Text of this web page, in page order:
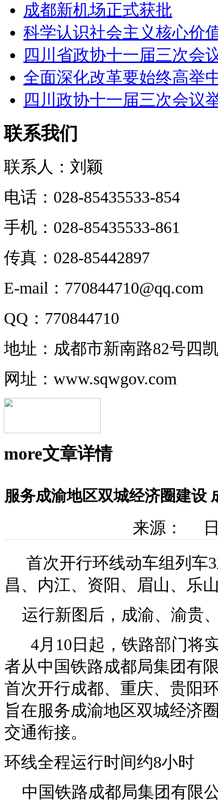
成都新机场正式获批
科学认识社会主义核心价
四川省政协十一届三次会
全面深化改革要始终高举
四川政协十一届三次会议
联系我们
联系人：刘颖
电话：028-85435533-854
手机：028-85435533-861
传真：028-85442897
E-mail：770844710@qq.com
QQ：770844710
地址：成都市新南路82号四
网址：www.sqwgov.com
more文章详情
服务成渝地区双城经济圈建设
来源： 日
首次开行环线动车组列车
昌、内江、资阳、眉山、乐
运行新图后，成渝、渝贵
4月10日起，铁路部门将
者从中国铁路成都局集团有
首次开行成都、重庆、贵阳
旨在服务成渝地区双城经济
交通衔接。
环线全程运行时间约8小时
中国铁路成都局集团有限